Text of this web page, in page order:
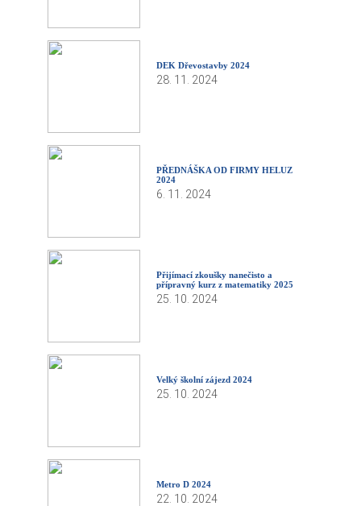
DEK Dřevostavby 2024
28. 11. 2024
PŘEDNÁŠKA OD FIRMY HELUZ
2024
6. 11. 2024
Přijímací zkoušky nanečisto a
přípravný kurz z matematiky 2025
25. 10. 2024
Velký školní zájezd 2024
25. 10. 2024
Metro D 2024
22. 10. 2024